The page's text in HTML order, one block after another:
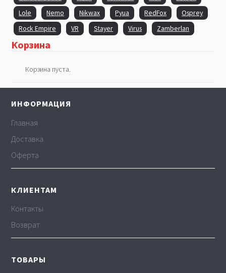
Lole
Nemo Nikwax Pyua RedFox
Osprey
Rock Empire
VR Stayer Virus Zamberlan
Корзина
Корзина пуста.
ИНФОРМАЦИЯ
Главная
Доставка
Оферта
КЛИЕНТАМ
Контакты
Возврат
ТОВАРЫ